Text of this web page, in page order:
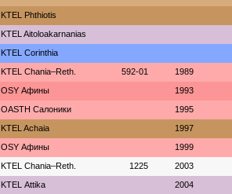
ΚΤΕL Phthiotis
KTEL Aitoloakarnanias
KTEL Corinthia
KTEL Chania–Reth. 592-01 1989
OSY Афины 1993
OASTH Салоники 1995
KTEL Achaia 1997
OSY Афины 1999
KTEL Chania–Reth. 1225 2003
KΤΕL Αttika 2004